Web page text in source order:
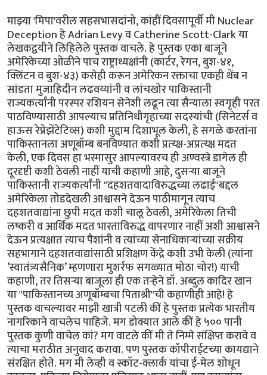
माझ्या 'मिपा'वरील सहसभासदांनो, कांहीं दिवसापूर्वी मी Nuclear
Deception हे Adrian Levy व Catherine Scott-Clark या
लेखकद्वयीने लिहिलेले पुस्तक वाचले. हे पुस्तक एका बाजूने
अमेरिकेच्या ओळीने पाच राष्ट्राध्यक्षांनी (कार्टर, रेगन, बुश-४१,
क्लिंटन व बुश-४३) कसेही करून अमेरिकन रक्ताचा एकही थेंब न
सांडता मुजाहिदीन लढवय्यांनी व लांचखोर पाकिस्तानी
राज्यकर्त्यांनी परस्पर रशियन सेनेशी लढून त्या सैन्याला स्वगृही परत
पाठविण्यासाठी आपल्याच प्रतिनिधीगृहाच्या सदस्यांची (सिनेटर्स व
हाऊस रेप्रेझेंटेटिव्स) कशी मुद्दाम दिशाभूल केली, हे सगळे करतांना
पाकिस्तानला अणूबॉम्ब बनविण्यात कशी प्रत्य्क्ष-अप्रत्य्क्ष मदत
केली, एक दिवस हा भस्मासुर आपल्यावरच ही अण्वस्त्रे डागेल ही
दूरदृष्टी कशी ठेवली नाहीं याची कहाणी आहे, दुसर्‍या बाजूने
पाकिस्तानी राज्यकर्त्यांनी "दहशतवादाविरुद्धच्या लढाई"बद्दल
अमेरिकेला तोडदेखली आश्वासने देऊन पाठीमागून त्याच
दहशतवाद्यांना छुपी मदत कशी चालू ठेवली, अमेरिकेला तिची
लष्करी व आर्थिक मदत भारताविरुद्ध वापरणार नाहीं अशी आश्वासने
देऊन प्रत्यक्षात त्याच पैशांनी व त्यांच्या सेनाधिकार्‍यांच्या सक्रीय
सहभागाने दहशतवाद्यांसाठी प्रशिक्षण केंद्रे कशी उभी केली (त्यांना
’स्वातंत्र्यसैनिक’ म्हणणारा मुशर्रफ सगळ्यात मोठा चोर!) याची
कहाणी, तर तिसर्‍या बाजूला ही एक तर्‍हेने डॉ. अब्दुल कादिर खान
या "पाकिस्तानच्य अणूबॉम्बचा पिताश्री"ची कहाणीही आहे! हे
पुस्तक वाचल्यावर माझी खात्री पटली कीं हे पुस्तक प्रत्येक भारतीय
नागरिकाने वाचलेच पाहिजे. मग डोक्यात आले कीं हे ५०० पानी
पुस्तक कुणी वाचेल कां? मग वाटले कीं मी ते निम्मे संक्षिप्त करावे व
त्याचा मराठीत अनुवाद करावा. पण पुस्तक कॉपीराईटच्या कायद्याने
संरक्षित होते. मग मी लेव्ही व स्कॉट-क्लार्क यांचा ई-मेल शोधून